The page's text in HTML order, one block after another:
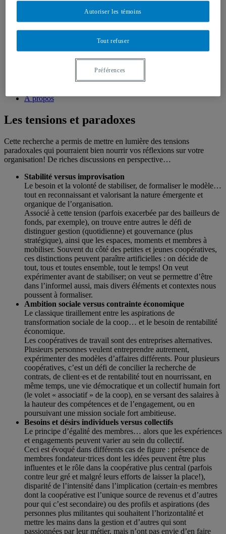
Pour débuter : le spectre des modèles
Collectif de démarrage
Direction générale
Réfléchissez
Tester votre modèle
Un modèle qui vous ressemble
Faire évoluer son modèle
À propos
Les tensions et paradoxes
Cette recherche a permis de mettre en lumière des tensions
paradoxales qui pourraient bien nourrir vos réflexions sur votre
organisation! De riches discussions en perspective…
Stabilité versus improvisation
Le besoin et la volonté de stabiliser, de formaliser le modèle…
tout en reconnaissant et valorisant la nature émergente et
organique de l’organisation.
Associé à cette tension (parfois exacerbée par des bailleurs de
fonds, par exemple), on trouve entre autres le défi de
distinguer gestion (quotidienne) et gouvernance (plus
stratégique), ainsi que les espaces, moments et membres à
mobiliser. Souvent du côté des petites et jeunes coopératives,
ces distinctions peuvent paraître artificielles : on décide de
tout, tous et toutes ensemble, tout le temps! On veut
expérimenter avant de stabiliser; on veut se permettre d’être
dans l’informel aussi, mais divers éléments et contextes nous
poussent à formaliser.
Ambition sociale versus contrainte économique
Le classique tiraillement entre les aspirations de
transformation sociale de la coop… et le besoin de rentabilité
économique.
Les coopératives de travail sont des entreprises alternatives.
Plusieurs personnes veulent entreprendre autrement,
expérimenter des modèles d’affaires différents. Pour plusieurs
coopératives, c’est un défi de concilier la recherche de
contrats, de client·es et de rentabilité tout en nourrissant, en
même temps, une vie démocratique et un collectif humain fort
(le volet « associatif » de la coop), en se versant des salaires à
la hauteur des compétences et de l’engagement, ou en
poursuivant une mission sociale fort ambitieuse.
Besoins et désirs individuels versus collectifs
Le principe d’égalité des membres… alors que les expériences
et engagements peuvent varier au sein du collectif.
Ceci est évoqué dans différents cas de figure : présence de
membres fondateur·trices dont les idées peuvent être plus
influentes et le rôle dans la coopérative plus central (parfois
contre leur gré et malgré leurs efforts de laisser la place!),
disparité de l’intensité dans l’implication (certain·es membres
dont la coopérative est l’unique source de revenus et d’autres
pour qui c’est secondaire) ou des profils et aspirations (des
personnes plus militantes qui souhaitent l’horizontalité et
mettre les mains dans la gestion et d’autres qui sont
passionnées par leur métier, mais n’ont pas envie d’en faire
Tout refuser
Autoriser les témoins
Préférences